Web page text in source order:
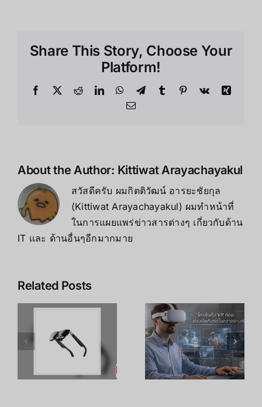
หัวเราะ
HTC
ของ
Share This Story, Choose Your
Platform!
Facebook
X RedditLinkedInWhatsApp
TelegramTumblr Pinterest
Vk
Xing
Email
About the Author: Kittiwat Arayachayakul
สวัสดีครับ ผมกิตติวัฒน์ อารยะชัยกุล
(Kittiwat Arayachayakul) ผมทำหน้าที่
ในการแผยแพร่ข่าวสารต่างๆ เกี่ยวกับด้าน
IT และ ด้านอื่นๆอีกมากมาย
Related Posts
Metaverse:
โอกาสทองที่
คุณเตรียมตัว
เพิ่ม
ประสิทธิภาพ
การเรียนรู้
ของพนักงาน
ด้วย